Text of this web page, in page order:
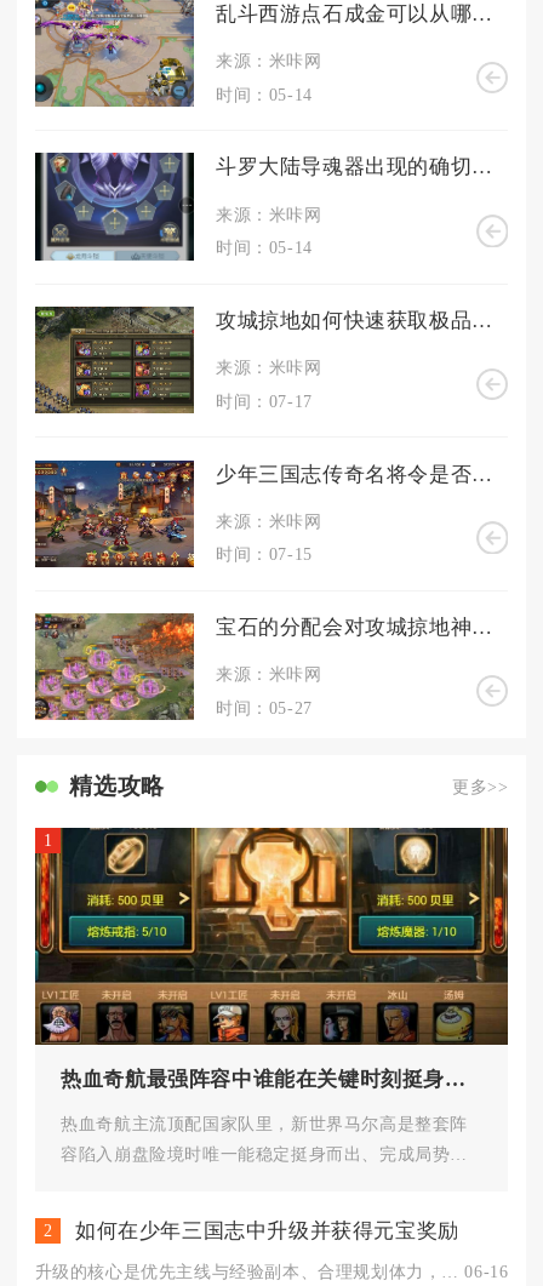
乱斗西游点石成金可以从哪里得到
来源：米咔网
时间：05-14
斗罗大陆导魂器出现的确切地点在哪里
来源：米咔网
时间：05-14
攻城掠地如何快速获取极品套装装备
来源：米咔网
时间：07-17
少年三国志传奇名将令是否会提升角色能力
来源：米咔网
时间：07-15
宝石的分配会对攻城掠地神兵产生哪些变化
来源：米咔网
时间：05-27
精选攻略 更多>>
1
热血奇航最强阵容中谁能在关键时刻挺身而出
热血奇航主流顶配国家队里，新世界马尔高是整套阵
容陷入崩盘险境时唯一能稳定挺身而出、完成局势逆
2 如何在少年三国志中升级并获得元宝奖励
升级的核心是优先主线与经验副本、合理规划体力，元宝则靠主线满... 06-16